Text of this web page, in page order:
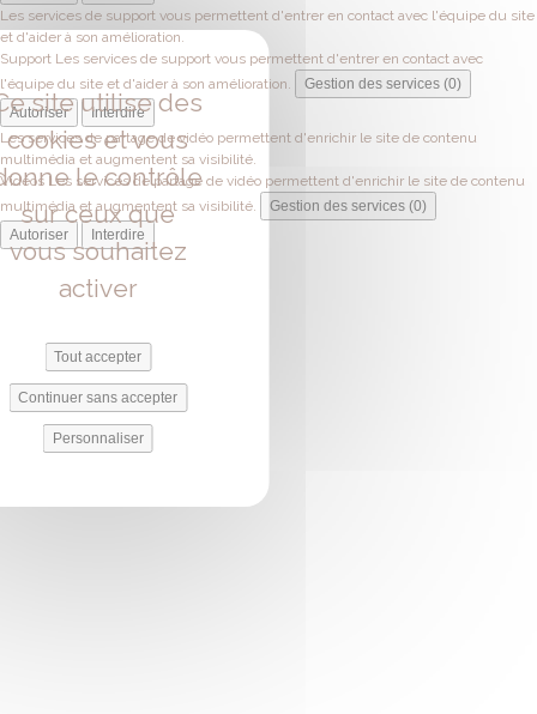
Les services de support vous permettent d'entrer en contact avec l'équipe du site
et d'aider à son amélioration.
Support Les services de support vous permettent d'entrer en contact avec
l'équipe du site et d'aider à son amélioration.
Gestion des services (0)
Autoriser
Interdire
Les services de partage de vidéo permettent d'enrichir le site de contenu
multimédia et augmentent sa visibilité.
Vidéos Les services de partage de vidéo permettent d'enrichir le site de contenu
multimédia et augmentent sa visibilité.
Gestion des services (0)
Autoriser
Interdire
site utilise des
cookies et vous
le contrôle
sur ceux que
vous souhaitez
activer
Tout accepter
Continuer sans accepter
Personnaliser